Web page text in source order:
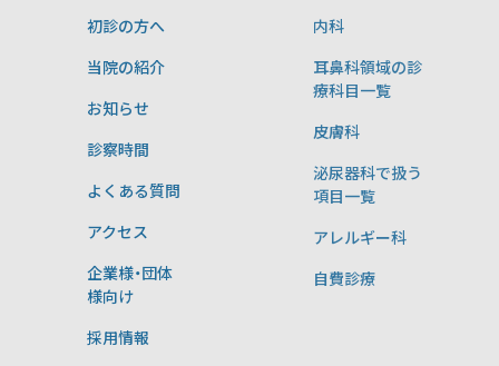
初診の方へ
当院の紹介
お知らせ
診察時間
よくある質問
アクセス
企業様・団体
様向け
採用情報
内科
耳鼻科領域の診
療科目一覧
皮膚科
泌尿器科で扱う
項目一覧
アレルギー科
自費診療